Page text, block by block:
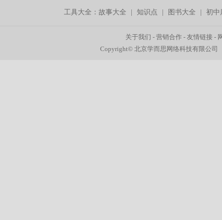
工具大全：故事大全 |知识点 图书大全 |初中
关于我们 -营销合作 -友情链接 -
Copyright© 北京学而思网络科技有限公司